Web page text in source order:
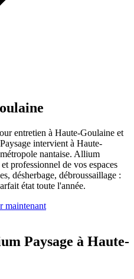
entretien à Haute-Goulaine et
intervient à Haute-
nantaise. Allium
professionnel de vos espaces
désherbage, débroussaillage :
état toute l'année.
maintenant
Paysage à Haute-